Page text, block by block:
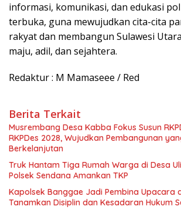
informasi, komunikasi, dan edukasi
terbuka, guna mewujudkan cita-cita
rakyat dan membangun Sulawesi
maju, adil, dan sejahtera.
Redaktur : M Mamaseee / Red
Berita Terkait
Musrembang Desa Kabba Fokus Susun
RKPDes 2028, Wujudkan Pembangunan
Berkelanjutan
Truk Hantam Tiga Rumah Warga di Desa
Polsek Sendana Amankan TKP
Kapolsek Banggae Jadi Pembina Upacara
Tanamkan Disiplin dan Kesadaran Hukum